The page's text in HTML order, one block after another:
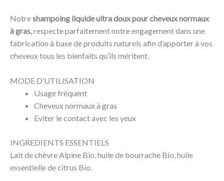
Notreshampoing liquide ultra doux pour cheveux normaux
à gras,respecte parfaitement notre engagement dans une
fabrication à base de produits naturels afin d’apporter à vos
cheveux tous les bienfaits qu’ils méritent.
MODE D’UTILISATION
Usage fréquent
Cheveux normaux à gras
Eviter le contact avec les yeux
INGREDIENTS ESSENTIELS
Lait de chèvre Alpine Bio, huile de bourrache Bio, huile
essentielle de citrus Bio.